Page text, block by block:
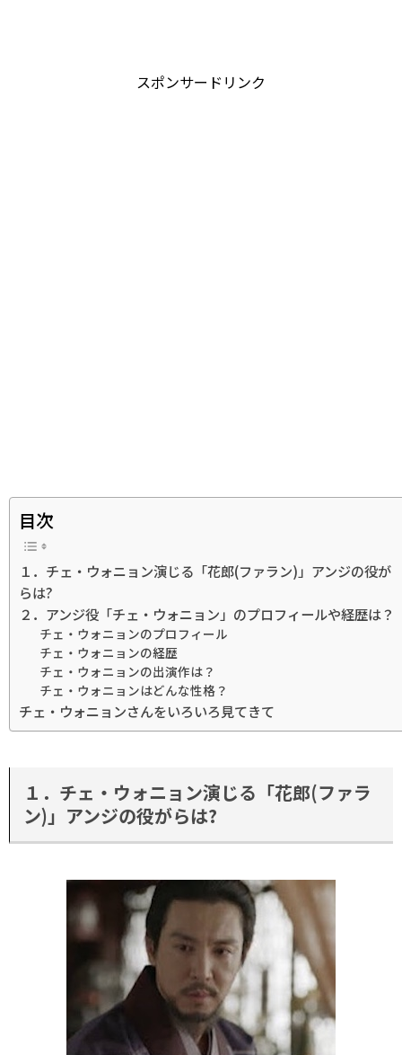
スポンサードリンク
目次
１．チェ・ウォニョン演じる「花郎(ファラン)」アンジの役が
らは?
２．アンジ役「チェ・ウォニョン」のプロフィールや経歴は？
チェ・ウォニョンのプロフィール
チェ・ウォニョンの経歴
チェ・ウォニョンの出演作は？
チェ・ウォニョンはどんな性格？
チェ・ウォニョンさんをいろいろ見てきて
１．チェ・ウォニョン演じる「花郎(ファラ
ン)」アンジの役がらは?